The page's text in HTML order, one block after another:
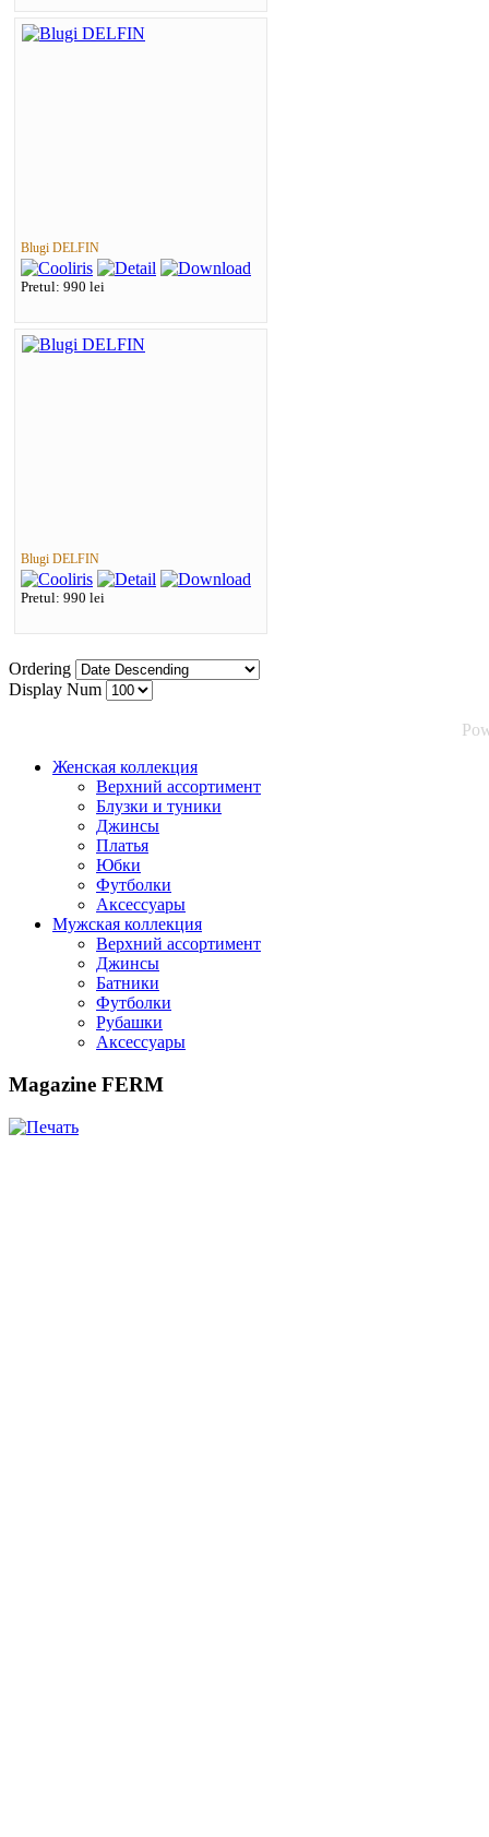
Blugi DELFIN
Pretul: 990 lei
Blugi DELFIN
Pretul: 990 lei
Ordering
Display Num
Женская коллекция
Верхний ассортимент
Блузки и туники
Джинсы
Платья
Юбки
Футболки
Аксессуары
Мужская коллекция
Верхний ассортимент
Джинсы
Батники
Футболки
Рубашки
Аксессуары
Magazine FERM